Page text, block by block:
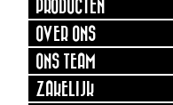
PRODUCTEN
OVER ONS
ONS TEAM
ZAKELIJK